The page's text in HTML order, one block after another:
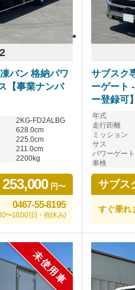
バン 格納パワ
【事業ナンバ
2KG-FD2ALBG
628.0cm
225.0cm
211.0cm
2200kg
253,000円〜
0467-55-8195
〜18:00 (日・祝休み)
サブスク
ーゲート
ー登録可】
年式
走行距離
ミッション
サス
パワーゲート
車検
サブス
すぐ乗れ
未使用車